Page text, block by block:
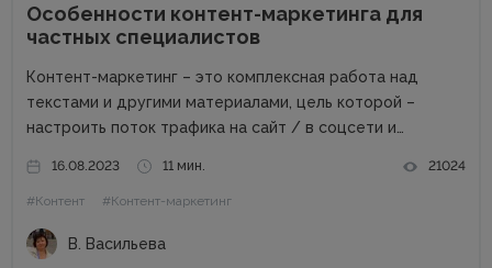
Особенности контент-маркетинга для
частных специалистов
Контент-маркетинг – это комплексная работа над
текстами и другими материалами, цель которой –
настроить поток трафика на сайт / в соцсети и
маркетинге для компаний в сети много. А вот как быть
частным специалистам, которые...
16.08.2023 11 мин. 21024
#Контент #Контент-маркетинг
В. Васильева